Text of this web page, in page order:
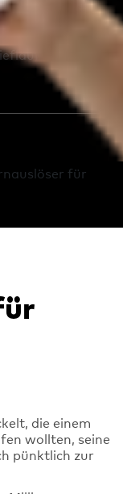
du etwas
für
die einem
wollten, seine
pünktlich zur